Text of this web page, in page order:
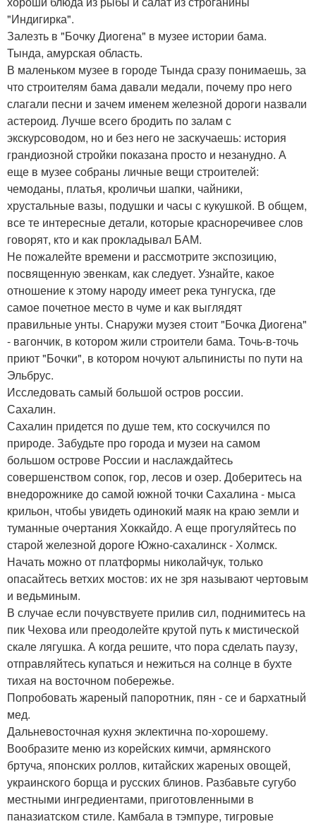
"Индигирка".
Залезть в "Бочку Диогена" в музее истории бама.
Тында, амурская область.
В маленьком музее в городе Тында сразу понимаешь, за
что строителям бама давали медали, почему про него
слагали песни и зачем именем железной дороги назвали
астероид. Лучше всего бродить по залам с
экскурсоводом, но и без него не заскучаешь: история
грандиозной стройки показана просто и незанудно. А
еще в музее собраны личные вещи строителей:
чемоданы, платья, кроличьи шапки, чайники,
хрустальные вазы, подушки и часы с кукушкой. В общем,
все те интересные детали, которые красноречивее слов
говорят, кто и как прокладывал БАМ.
Не пожалейте времени и рассмотрите экспозицию,
посвященную эвенкам, как следует. Узнайте, какое
отношение к этому народу имеет река тунгуска, где
самое почетное место в чуме и как выглядят
правильные унты. Снаружи музея стоит "Бочка Диогена"
- вагончик, в котором жили строители бама. Точь-в-точь
приют "Бочки", в котором ночуют альпинисты по пути на
Эльбрус.
Исследовать самый большой остров россии.
Сахалин.
Сахалин придется по душе тем, кто соскучился по
природе. Забудьте про города и музеи на самом
большом острове России и наслаждайтесь
совершенством сопок, гор, лесов и озер. Доберитесь на
внедорожнике до самой южной точки Сахалина - мыса
крильон, чтобы увидеть одинокий маяк на краю земли и
туманные очертания Хоккайдо. А еще прогуляйтесь по
старой железной дороге Южно-сахалинск - Холмск.
Начать можно от платформы николайчук, только
опасайтесь ветхих мостов: их не зря называют чертовым
и ведьминым.
В случае если почувствуете прилив сил, поднимитесь на
пик Чехова или преодолейте крутой путь к мистической
скале лягушка. А когда решите, что пора сделать паузу,
отправляйтесь купаться и нежиться на солнце в бухте
тихая на восточном побережье.
Попробовать жареный папоротник, пян - се и бархатный
мед.
Дальневосточная кухня эклектична по-хорошему.
Вообразите меню из корейских кимчи, армянского
бртуча, японских роллов, китайских жареных овощей,
украинского борща и русских блинов. Разбавьте сугубо
местными ингредиентами, приготовленными в
паназиатском стиле. Камбала в тэмпуре, тигровые